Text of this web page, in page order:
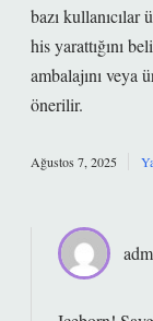
bazı kullanıcılar
his yarattığını
ambalajını veya
önerilir.
Ağustos 7, 2025